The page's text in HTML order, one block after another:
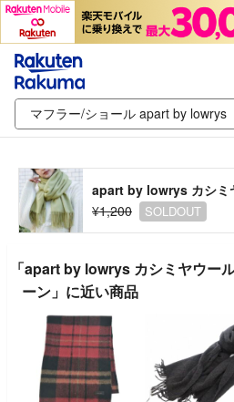
¥1,200
SOLDOUT
「apart by lowrys カシミヤウー
ーン」に近い商品